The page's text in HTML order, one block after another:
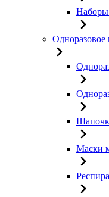
Наборы
Одноразовое
Маски